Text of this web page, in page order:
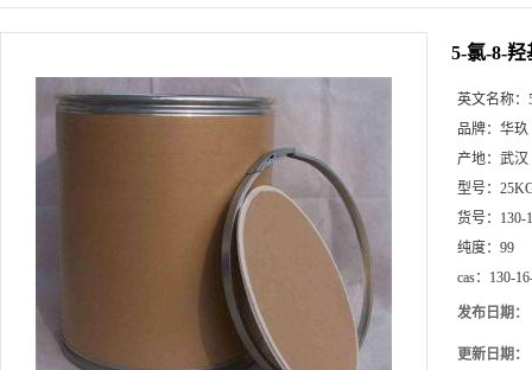
5-氯-8-
英文名称：
品牌： 华玖
产地： 武汉
型号：
货号： 130-
纯度： 99
cas： 130-
发布日期：
更新日期：